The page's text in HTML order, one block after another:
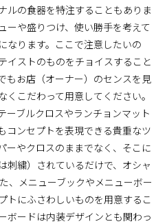
ルの食器を特注することもありま
ーや盛りつけ、使い勝手を考えて
なります。ここで注意したいの
イストのものをチョイスすること
もお店（オーナー）のセンスを見
こだわって用意してください。
ーブルクロスやランチョンマット
コンセプトを表現できる貴重なツ
ーやクロスのままでなく、そこに
刺繍）されているだけで、オシャ
、メニューブックやメニューボー
トにふさわしいものを用意するこ
ボードは内装デザインとも関わっ